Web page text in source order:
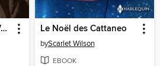
Le règne de la nuit--Volume 2 Le Noël des Cattaneo
byScarlet Wilson
EBOOK